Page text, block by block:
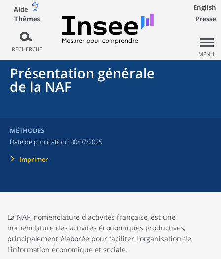
Aide
Thèmes
RECHERCHE
English
Presse
MENU
Présentation générale
de la NAF
MÉTHODES
Date de publication : 30/07/2025
Imprimer
La NAF, nomenclature d'activités française, est une
nomenclature des activités économiques productives,
principalement élaborée pour faciliter l'organisation de
l'information économique et sociale.